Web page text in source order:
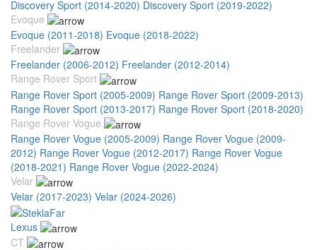
Discovery Sport (2014-2020) Discovery Sport (2019-2022)
Evoque
Evoque (2011-2018) Evoque (2018-2022)
Freelander
Freelander (2006-2012) Freelander (2012-2014)
Range Rover Sport
Range Rover Sport (2005-2009) Range Rover Sport (2009-2013)
Range Rover Sport (2013-2017) Range Rover Sport (2018-2020)
Range Rover Vogue
Range Rover Vogue (2005-2009) Range Rover Vogue (2009-
2012) Range Rover Vogue (2012-2017) Range Rover Vogue
(2018-2021) Range Rover Vogue (2022-2024)
Velar
Velar (2017-2023) Velar (2024-2026)
Lexus
CT